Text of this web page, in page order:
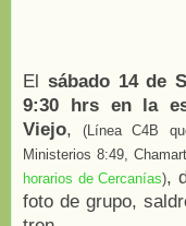
El sábado 14 de
9:30 hrs en la
Viejo, (Línea C4B
Ministerios 8:49,
horarios de Cercanías),
foto de grupo,